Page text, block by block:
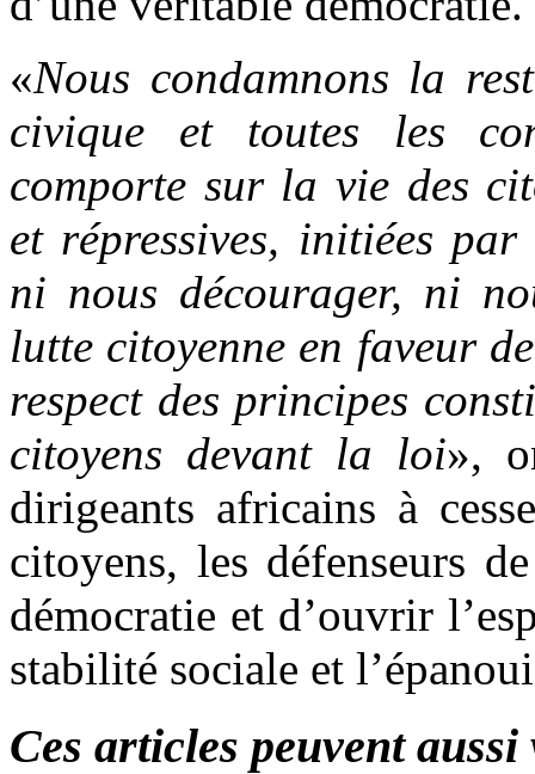
«Nous condamnons la
civique et toutes les
comporte sur la vie des
et répressives, initiées
ni nous décourager, ni
lutte citoyenne en faveur
respect des principes
citoyens devant la loi»,
dirigeants africains à
citoyens, les défenseurs
démocratie et d’ouvrir
stabilité sociale et
Ces articles peuvent